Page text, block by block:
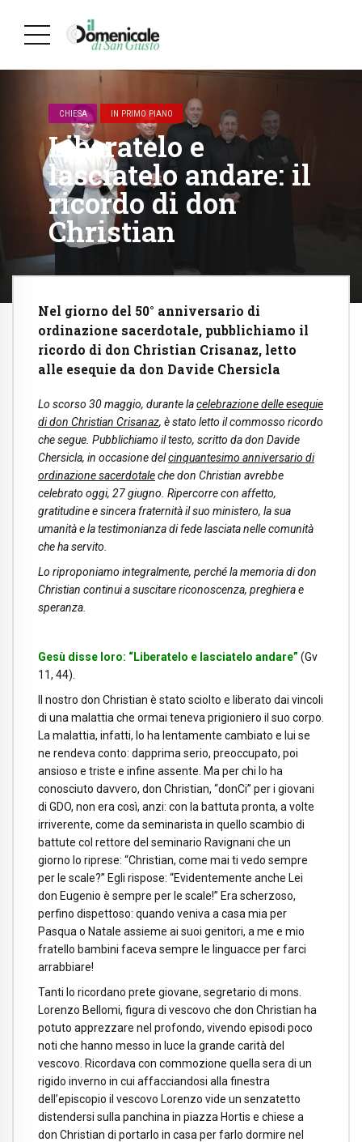
CHIESA IN PRIMO PIANO
Liberatelo e
lasciatelo andare: il
ricordo di don
Christian
Nel giorno del 50° anniversario di
ordinazione sacerdotale, pubblichiamo il
ricordo di don Christian Crisanaz, letto
alle esequie da don Davide Chersicla
Lo scorso 30 maggio, durante lacelebrazione delle esequie
di don Christian Crisanaz, è stato letto il commosso ricordo
che segue. Pubblichiamo il testo, scritto da don Davide
Chersicla, in occasione delcinquantesimo anniversario di
ordinazione sacerdotaleche don Christian avrebbe
celebrato oggi, 27 giugno. Ripercorre con affetto,
gratitudine e sincera fraternità il suo ministero, la sua
umanità e la testimonianza di fede lasciata nelle comunità
che ha servito.
Lo riproponiamo integralmente, perché la memoria di don
Christian continui a suscitare riconoscenza, preghiera e
speranza.
Gesù disse loro: “Liberatelo e lasciatelo andare” (Gv
11, 44).
Il nostro don Christian è stato sciolto e liberato dai vincoli
di una malattia che ormai teneva prigioniero il suo corpo.
La malattia, infatti, lo ha lentamente cambiato e lui se
ne rendeva conto: dapprima serio, preoccupato, poi
ansioso e triste e infine assente. Ma per chi lo ha
conosciuto davvero, don Christian, “donCi” per i giovani
di GDO, non era così, anzi: con la battuta pronta, a volte
irriverente, come da seminarista in quello scambio di
battute col rettore del seminario Ravignani che un
giorno lo riprese: “Christian, come mai ti vedo sempre
per le scale?” Egli rispose: “Evidentemente anche Lei
don Eugenio è sempre per le scale!” Era scherzoso,
perfino dispettoso: quando veniva a casa mia per
Pasqua o Natale assieme ai suoi genitori, a me e mio
fratello bambini faceva sempre le linguacce per farci
arrabbiare!
Tanti lo ricordano prete giovane, segretario di mons.
Lorenzo Bellomi, figura di vescovo che don Christian ha
potuto apprezzare nel profondo, vivendo episodi poco
noti che hanno messo in luce la grande carità del
vescovo. Ricordava con commozione quella sera di un
rigido inverno in cui affacciandosi alla finestra
dell’episcopio il vescovo Lorenzo vide un senzatetto
distendersi sulla panchina in piazza Hortis e chiese a
don Christian di portarlo in casa per farlo dormire nel